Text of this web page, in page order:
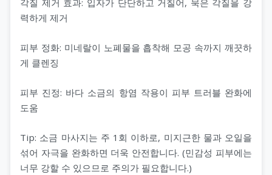
력하게 제거
피부 정화: 미네랄이 노폐물을 흡착해 모공 속까지 깨끗하
게 클렌징
피부 진정: 바다 소금의 항염 작용이 피부 트러블 완화에
도움
Tip: 소금 마사지는 주 1회 이하로, 미지근한 물과 오일을
섞어 자극을 완화하면 더욱 안전합니다. (민감성 피부에는
너무 강할 수 있으므로 주의가 필요합니다.)